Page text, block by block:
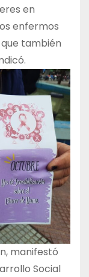
en
enfermos
que también
manifestó
Social